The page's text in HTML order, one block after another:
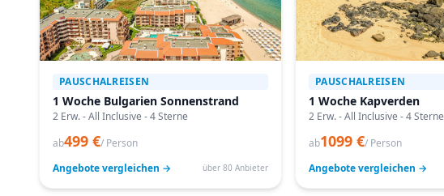
PAUSCHALREISEN
1 Woche Bulgarien Sonnenstrand
2 Erw. - All Inclusive - 4 Sterne
ab499 €/ Person
Angebote vergleichen →
über 80 Anbieter
PAUSCHALREISEN
1 Woche Kapverden
2 Erw. - All Inclusive - 4 Sterne
ab1099 €/ Person
Angebote vergleichen →